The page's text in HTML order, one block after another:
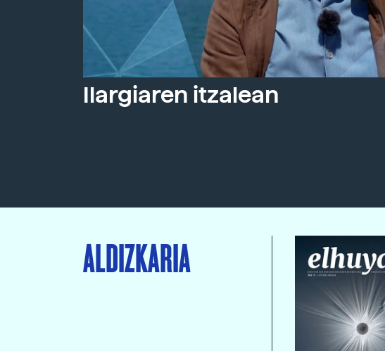
Ilargiaren itzalean
ALDIZKARIA